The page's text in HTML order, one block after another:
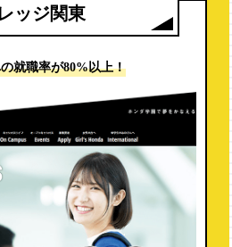
ッジ関東
就職率が80%以上！